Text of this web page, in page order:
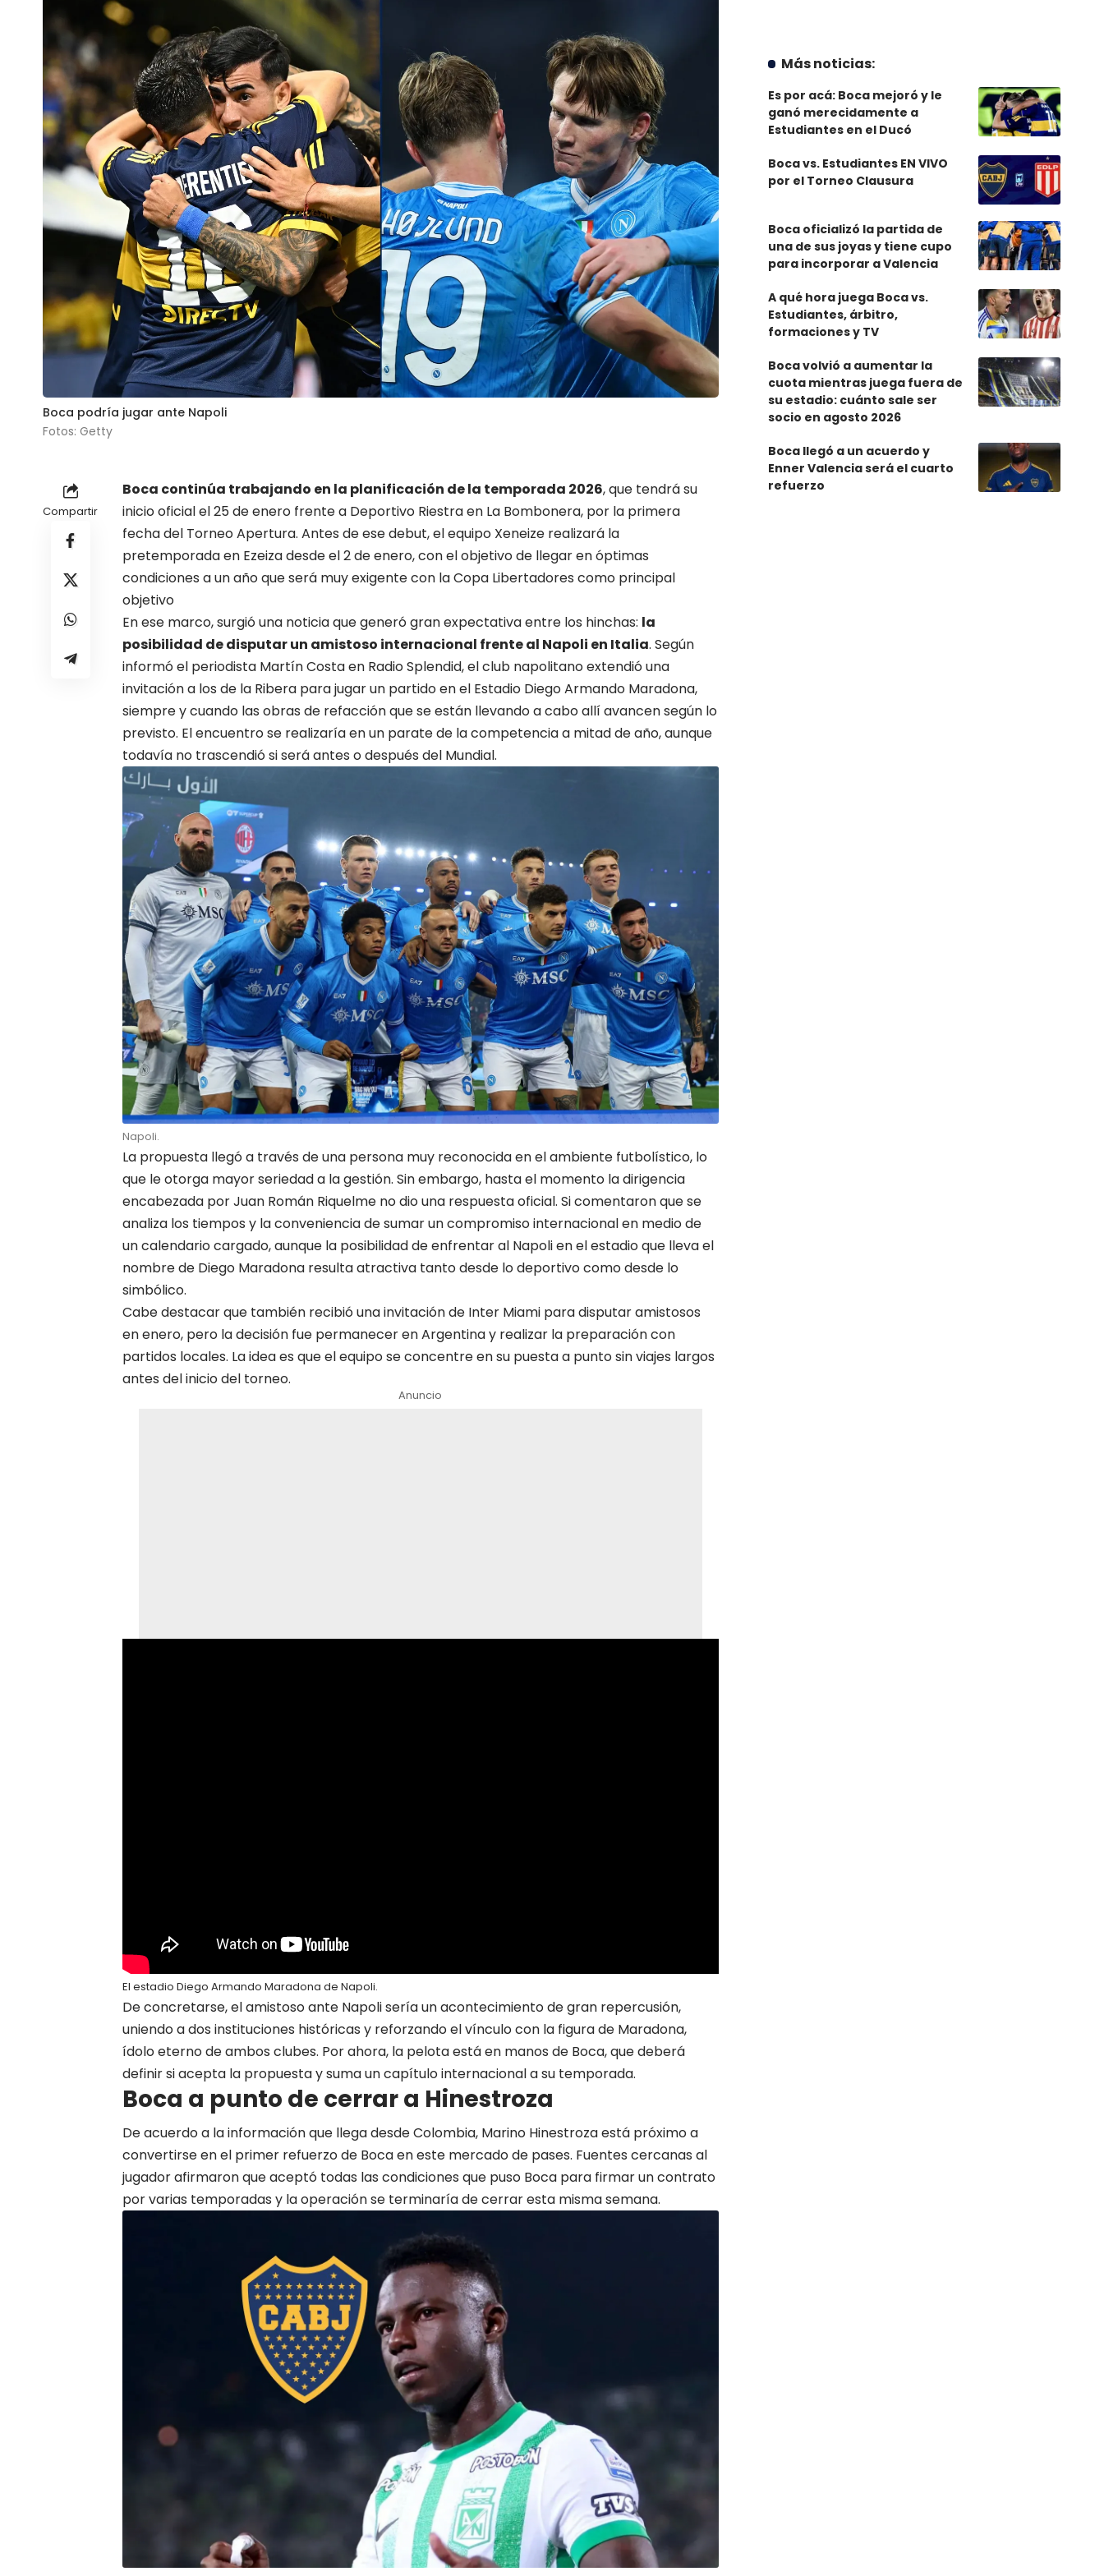
Boca podría jugar ante Napoli
Fotos: Getty
Compartir
Boca continúa trabajando en la planificación de la temporada 2026, que tendrá su
inicio oficial el 25 de enero frente a Deportivo Riestra en La Bombonera, por la primera
fecha del Torneo Apertura. Antes de ese debut, el equipo Xeneize realizará la
pretemporada en Ezeiza desde el 2 de enero, con el objetivo de llegar en óptimas
condiciones a un año que será muy exigente con la Copa Libertadores como principal
objetivo
En ese marco, surgió una noticia que generó gran expectativa entre los hinchas: la
posibilidad de disputar un amistoso internacional frente al Napoli en Italia. Según
informó el periodista Martín Costa en Radio Splendid, el club napolitano extendió una
invitación a los de la Ribera para jugar un partido en el Estadio Diego Armando Maradona,
siempre y cuando las obras de refacción que se están llevando a cabo allí avancen según lo
previsto. El encuentro se realizaría en un parate de la competencia a mitad de año, aunque
todavía no trascendió si será antes o después del Mundial.
Napoli.
La propuesta llegó a través de una persona muy reconocida en el ambiente futbolístico, lo
que le otorga mayor seriedad a la gestión. Sin embargo, hasta el momento la dirigencia
encabezada por Juan Román Riquelme no dio una respuesta oficial. Si comentaron que se
analiza los tiempos y la conveniencia de sumar un compromiso internacional en medio de
un calendario cargado, aunque la posibilidad de enfrentar al Napoli en el estadio que lleva el
nombre de Diego Maradona resulta atractiva tanto desde lo deportivo como desde lo
simbólico.
Cabe destacar que también recibió una invitación de Inter Miami para disputar amistosos
en enero, pero la decisión fue permanecer en Argentina y realizar la preparación con
partidos locales. La idea es que el equipo se concentre en su puesta a punto sin viajes largos
antes del inicio del torneo.
Anuncio
El estadio Diego Armando Maradona de Napoli.
De concretarse, el amistoso ante Napoli sería un acontecimiento de gran repercusión,
uniendo a dos instituciones históricas y reforzando el vínculo con la figura de Maradona,
ídolo eterno de ambos clubes. Por ahora, la pelota está en manos de Boca, que deberá
definir si acepta la propuesta y suma un capítulo internacional a su temporada.
Boca a punto de cerrar a Hinestroza
De acuerdo a la información que llega desde Colombia, Marino Hinestroza está próximo a
convertirse en el primer refuerzo de Boca en este mercado de pases. Fuentes cercanas al
jugador afirmaron que aceptó todas las condiciones que puso Boca para firmar un contrato
por varias temporadas y la operación se terminaría de cerrar esta misma semana.
Más noticias:
Es por acá: Boca mejoró y le
ganó merecidamente a
Estudiantes en el Ducó
Boca vs. Estudiantes EN VIVO
por el Torneo Clausura
Boca oficializó la partida de
una de sus joyas y tiene cupo
para incorporar a Valencia
A qué hora juega Boca vs.
Estudiantes, árbitro,
formaciones y TV
Boca volvió a aumentar la
cuota mientras juega fuera de
su estadio: cuánto sale ser
socio en agosto 2026
Boca llegó a un acuerdo y
Enner Valencia será el cuarto
refuerzo